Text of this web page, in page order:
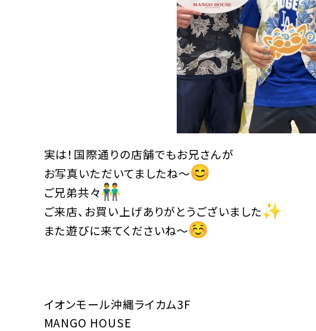
実は！国際通りの店舗でもお兄さんが
お写真いただいてましたね〜
ご兄弟共々
ご来店、お買い上げありがとうございました
また遊びに来てくださいね〜
イオンモール沖縄ライカム3F
MANGO HOUSE